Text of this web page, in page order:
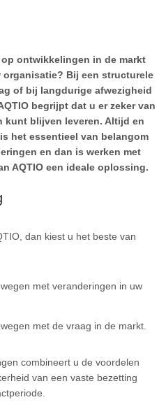
ontwikkelingen in de markt
Bij een structurele
of bij langdurige afwezigheid
begrijpt dat u er zeker van
kunt blijven leveren. Altijd en
het essentieel van belangom
en dan is werken met
AQTIO een ideale oplossing.
dan kiest u het beste van
met veranderingen in uw
met de vraag in de markt.
combineert u de voordelen
van een vaste bezetting